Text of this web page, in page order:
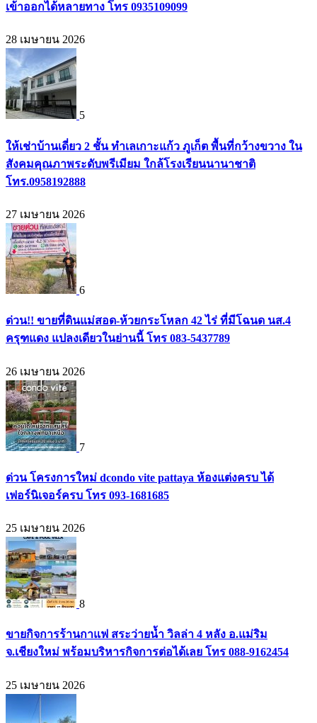
เข้าออกได้หลายทาง โทร 0935109099
28 เมษายน 2026
5
ให้เช่าบ้านเดี่ยว 2 ชั้น ทำเลเกาะแก้ว ภูเก็ต พื้นที่กว้างขวาง ใน
สังคมคุณภาพระดับพรีเมียม ใกล้โรงเรียนนานาชาติ
โทร.0958192888
27 เมษายน 2026
6
ด่วน!! ขายที่ดินแม่สอด-ห้วยกระโหลก 42 ไร่ ที่มีโฉนด นส.4
ครุฑแดง แปลงเดียวในย่านนี้ โทร 083-5437789
26 เมษายน 2026
7
ด่วน โครงการใหม่ dcondo vite pattaya ห้องแต่งครบ ได้
เฟอร์นิเจอร์ครบ โทร 093-1681685
25 เมษายน 2026
8
ขายกิจการร้านกาแฟ สระว่ายน้ำ วิลล่า 4 หลัง อ.แม่ริม
จ.เชียงใหม่ พร้อมบริหารกิจการต่อได้เลย โทร 088-9162454
25 เมษายน 2026